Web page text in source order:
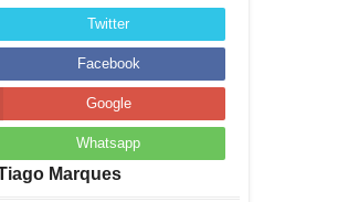
Twitter
Facebook
Google
Whatsapp
Marques